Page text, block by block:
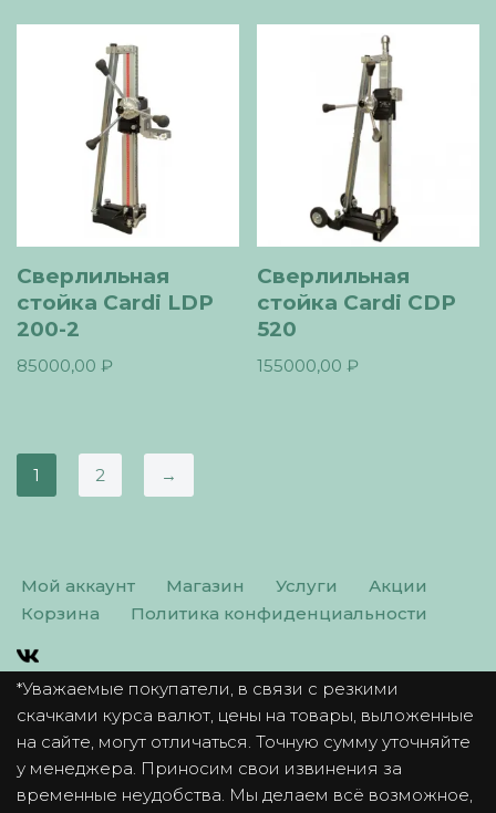
Сверлильная
стойка Cardi LDP
200-2
85000,00 ₽
Сверлильная
стойка Cardi CDP
520
155000,00₽
1 2 →
Мой аккаунт Магазин Услуги
Акции
Корзина
Политика конфиденциальности
*Уважаемые покупатели, в связи с резкими
скачками курса валют, цены на товары, выложенные
на сайте, могут отличаться. Точную сумму уточняйте
у менеджера. Приносим свои извинения за
временные неудобства. Мы делаем всё возможное,